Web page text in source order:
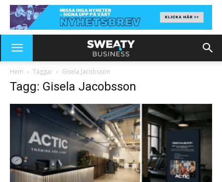
Hem Taggar Gisela Jacobsson
Tagg: Gisela Jacobsson